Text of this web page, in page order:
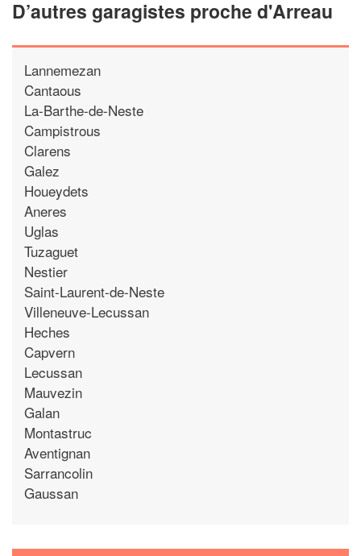
D’autres garagistes proche d'Arreau
Lannemezan
Cantaous
La-Barthe-de-Neste
Campistrous
Clarens
Galez
Houeydets
Aneres
Uglas
Tuzaguet
Nestier
Saint-Laurent-de-Neste
Villeneuve-Lecussan
Heches
Capvern
Lecussan
Mauvezin
Galan
Montastruc
Aventignan
Sarrancolin
Gaussan